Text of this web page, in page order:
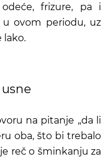
frizure, pa i
ovom periodu, uz
lako.
usne
na pitanje „da li
oba, što bi trebalo
reč o šminkanju za